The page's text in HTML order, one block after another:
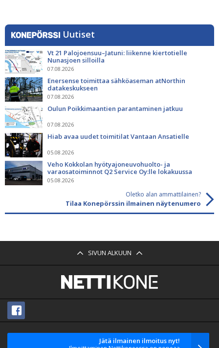
Uutiset
Vt 21 Palojoensuu–Jatuni: liikenne kiertotielle
Nunasjoen silloilla
07.08.2026
Enersense toimittaa sähköaseman atNorthin
datakeskukseen
07.08.2026
Oulun Poikkimaantien parantaminen jatkuu
07.08.2026
Hiab avaa uudet toimitilat Vantaan Ansatielle
05.08.2026
Veho Kokkolan hyötyajoneuvohuolto- ja
varaosatoiminnot Q2 Service Oy:lle lokakuussa
05.08.2026
Oletko alan ammattilainen?
Tilaa Konepörssin ilmainen näytenumero
SIVUN ALKUUN
Jätä ilmainen ilmoitus nyt!